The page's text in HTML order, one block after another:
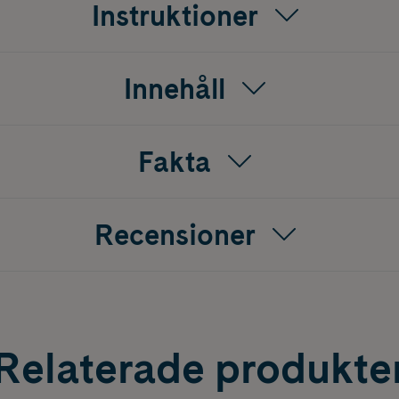
Instruktioner
Innehåll
Fakta
Recensioner